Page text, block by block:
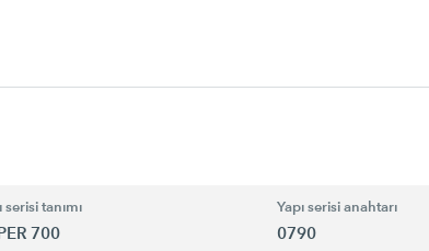
serisi tanımı
700
Yapı serisi anahtarı
0790